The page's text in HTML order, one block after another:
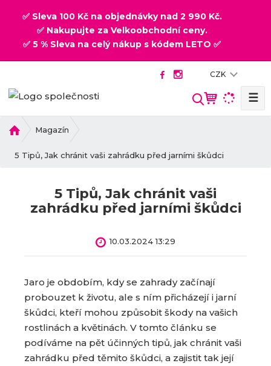
✅ Sleva 100 Kč na objednávky nad 2 990 Kč.
✅ Nakupujte za Velkoobchodní ceny.
✅ 5 % Sleva na celý nákup s kódem LETO ✅
CZK
V
e
a
t
☰
o
Magazín
5 Tipů, Jak chránit vaši zahrádku před jarními škůdci
5 Tipů, Jak chránit vaši
zahrádku před jarními škůdci
10.03.2024 13:29
Jaro je obdobím, kdy se zahrady začínají
probouzet k životu, ale s ním přicházejí i jarní
škůdci, kteří mohou způsobit škody na vašich
rostlinách a květinách. V tomto článku se
podíváme na pět účinných tipů, jak chránit vaši
zahrádku před těmito škůdci, a zajistit tak její